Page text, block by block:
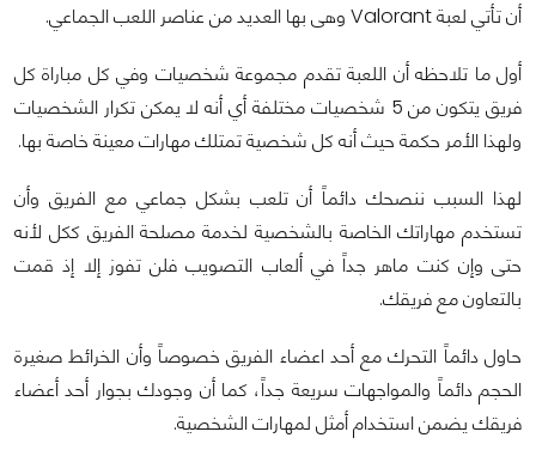
أن تأتي لعبة Valorant وهى بها العديد من عناصر اللعب الجماعي.
أول ما تلاحظه أن اللعبة تقدم مجموعة شخصيات وفي كل مباراة كل
فريق يتكون من 5 شخصيات مختلفة أي أنه لا يمكن تكرار الشخصيات
ولهذا الأمر حكمة حيث أنه كل شخصية تمتلك مهارات معينة خاصة بها.
لهذا السبب ننصحك دائماً أن تلعب بشكل جماعي مع الفريق وأن
تستخدم مهاراتك الخاصة بالشخصية لخدمة مصلحة الفريق ككل لأنه
حتى وإن كنت ماهر جداً في ألعاب التصويب فلن تفوز إلا إذ قمت
بالتعاون مع فريقك.
حاول دائماً التحرك مع أحد اعضاء الفريق خصوصاً وأن الخرائط صغيرة
الحجم دائماً والمواجهات سريعة جداً، كما أن وجودك بجوار أحد أعضاء
فريقك يضمن استخدام أمثل لمهارات الشخصية.